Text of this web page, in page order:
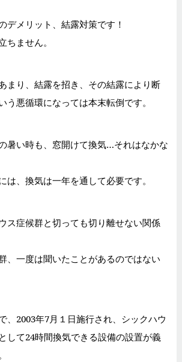
デメリット、結露対策です！
ちません。
まり、結露を招き、 その結露により断
う悪循環になっては本末転倒です。
暑い時も、窓開けて換気…それはなかな
は、換気は一年を通して必要です。
ス症候群と切っても切り離せない関係
、一度は聞いたことがあるのではない
、2003年7月１日施行され、 シックハウ
して24時間換気できる設備の設置が義